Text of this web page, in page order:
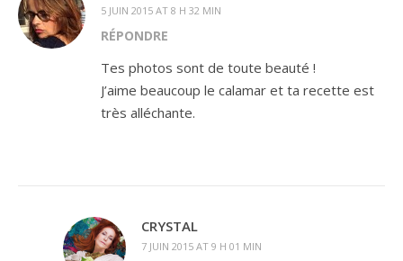
5 JUIN 2015 AT 8 H 32 MIN
RÉPONDRE
Tes photos sont de toute beauté !
J’aime beaucoup le calamar et ta recette est
très alléchante.
CRYSTAL
7 JUIN 2015 AT 9 H 01 MIN